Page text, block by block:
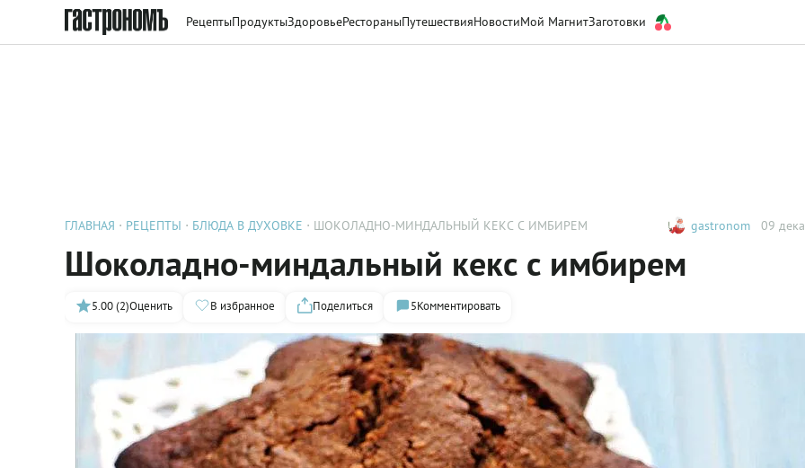
РецептыПродуктыЗдоровьеРестораныПутешествияНовостиМой МагнитЗаготовки
ГЛАВНАЯ РЕЦЕПТЫ БЛЮДА В ДУХОВКЕ ШОКОЛАДНО-МИНДАЛЬНЫЙ КЕКС С ИМБИРЕМ gastronom 09
Шоколадно-миндальный кекс с имбирем
5.00 (2)Оценить В избранное Поделиться 5Комментировать